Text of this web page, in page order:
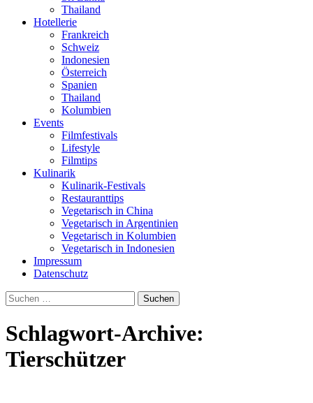
Thailand
Hotellerie
Frankreich
Schweiz
Indonesien
Österreich
Spanien
Thailand
Kolumbien
Events
Filmfestivals
Lifestyle
Filmtips
Kulinarik
Kulinarik-Festivals
Restauranttips
Vegetarisch in China
Vegetarisch in Argentinien
Vegetarisch in Kolumbien
Vegetarisch in Indonesien
Impressum
Datenschutz
Suchen
nach:
Schlagwort-Archive:
Tierschützer